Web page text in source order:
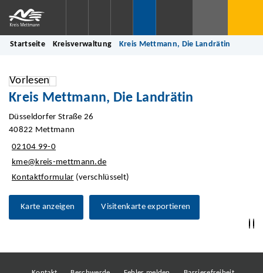
Startseite Kreisverwaltung Kreis Mettmann, Die Landrätin
Vorlesen
Kreis Mettmann, Die Landrätin
Düsseldorfer Straße 26
40822 Mettmann
02104 99-0
kme@kreis-mettmann.de
Kontaktformular (verschlüsselt)
Karte anzeigen Visitenkarte exportieren